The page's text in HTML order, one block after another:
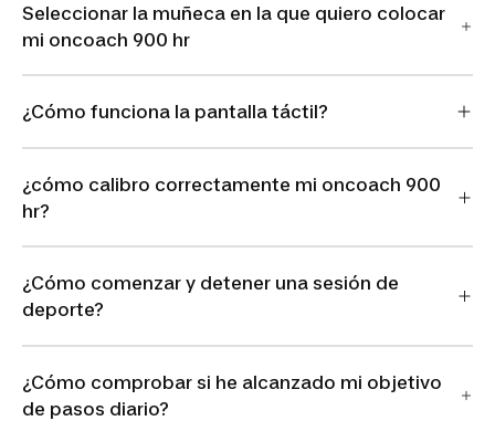
Seleccionar la muñeca en la que quiero colocar
mi oncoach 900 hr
¿Cómo funciona la pantalla táctil?
¿cómo calibro correctamente mi oncoach 900
hr?
¿Cómo comenzar y detener una sesión de
deporte?
¿Cómo comprobar si he alcanzado mi objetivo
de pasos diario?